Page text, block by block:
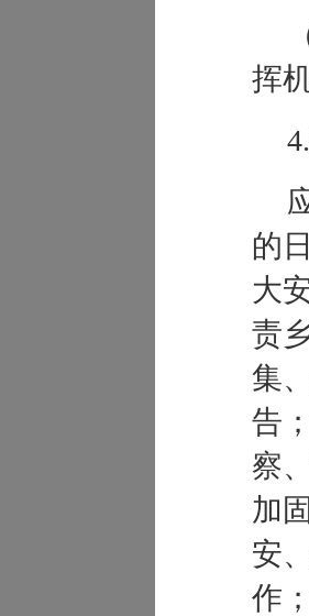
挥
的
大
责
集
告
察
加
安
作